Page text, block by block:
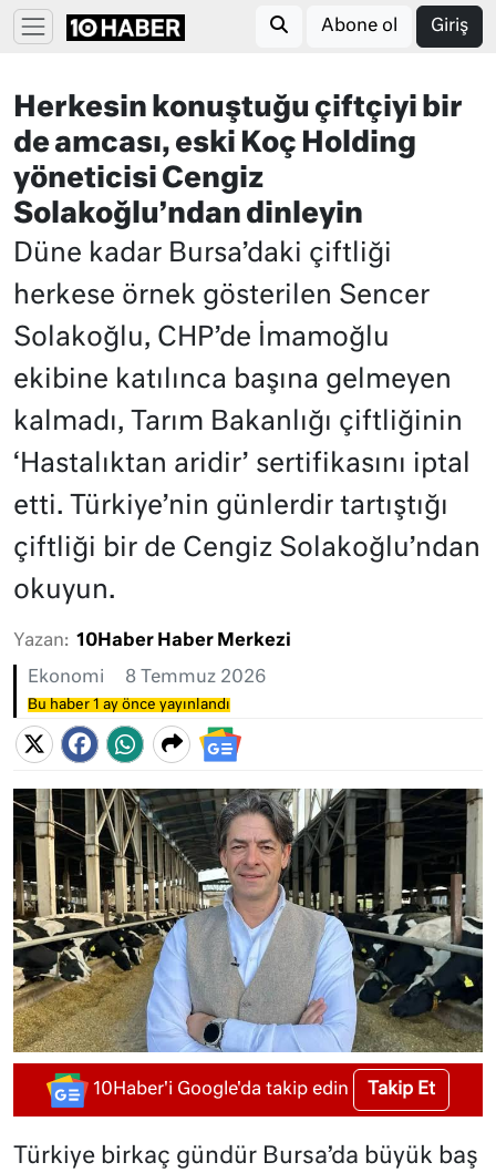
Abone ol Giriş
Herkesin konuştuğu çiftçiyi bir
de amcası, eski Koç Holding
yöneticisi Cengiz
Solakoğlu’ndan dinleyin
Düne kadar Bursa’daki çiftliği
herkese örnek gösterilen Sencer
Solakoğlu, CHP’de İmamoğlu
ekibine katılınca başına gelmeyen
kalmadı, Tarım Bakanlığı çiftliğinin
‘Hastalıktan aridir’ sertifikasını iptal
etti. Türkiye’nin günlerdir tartıştığı
çiftliği bir de Cengiz Solakoğlu’ndan
okuyun.
Yazan: 10Haber Haber Merkezi
Ekonomi 8 Temmuz 2026
Bu haber 1 ay önce yayınlandı
10Haber'i Google'da takip edin Takip Et
Türkiye birkaç gündür Bursa’da büyük baş